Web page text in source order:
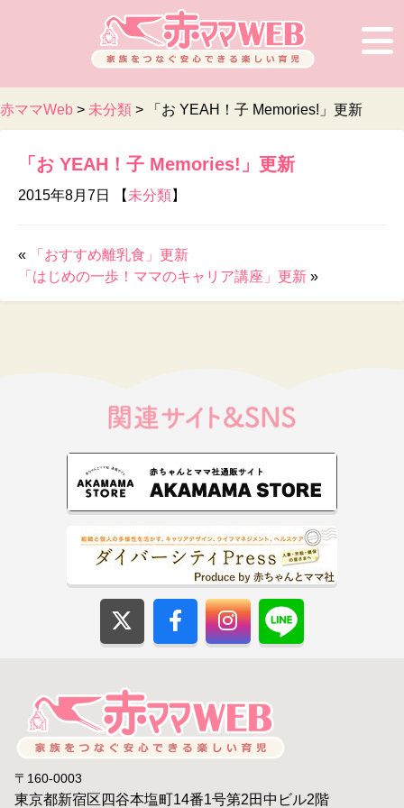
赤ママWeb > 未分類 > 「お YEAH！子 Memories!」更新
「お YEAH！子 Memories!」更新
2015年8月7日 【 未分類】
«
「おすすめ離乳食」更新
「はじめの一歩！ママのキャリア講座」更新 »
〒160-0003
東京都新宿区四谷本塩町14番1号第2田中ビル2階